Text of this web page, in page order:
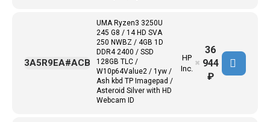
UMA Ryzen3 3250U
245 G8 / 14 HD SVA
250 NWBZ / 4GB 1D
DDR4 2400 / SSD
128GB TLC /
W10p64Value2 / 1yw /
Ash kbd TP Imagepad /
Asteroid Silver with HD
Webcam ID
HP
Inc.
3A5R9EA#ACB ✖
36
944
₽